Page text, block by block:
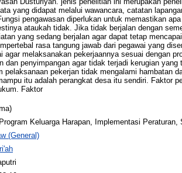
yang didapat melalui wawancara, catatan
pengawasan diperlukan untuk memastikan
ataukah tidak. Jika tidak berjalan dengan
yang sedang berjalan agar dapat tetap
rasa tangung jawab dari pegawai yang
agar melaksanakan pekerjaannya sesuai dengan
dan penyimpangan agar tidak terjadi kerugian
pelaksanaan pekerjan tidak mengalami hambatan
itu adalah perangkat desa itu sendiri. Faktor
Faktor
Keluarga Harapan, Implementasi Peraturan,
(General)